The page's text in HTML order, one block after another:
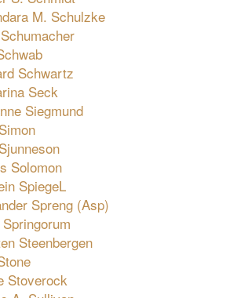
M. Schulzke
Schwartz
Seck
Siegmund
Solomon
SpiegeL
Spreng (Asp)
Steenbergen
Stoverock